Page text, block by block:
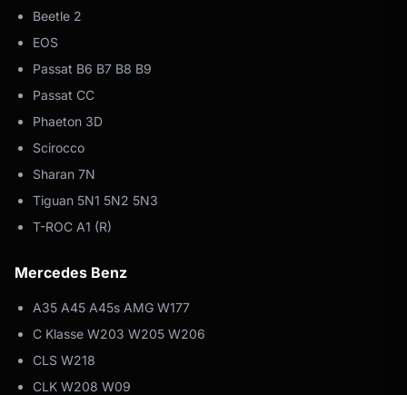
Beetle 2
EOS
Passat B6 B7 B8 B9
Passat CC
Phaeton 3D
Scirocco
Sharan 7N
Tiguan 5N1 5N2 5N3
T-ROC A1 (R)
Mercedes Benz
A35 A45 A45s AMG W177
C Klasse W203 W205 W206
CLS W218
CLK W208 W09